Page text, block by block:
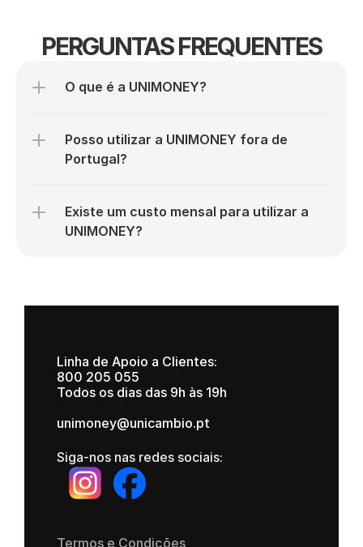
PERGUNTAS FREQUENTES
O que é a UNIMONEY?
Posso utilizar a UNIMONEY fora de
Portugal?
Existe um custo mensal para utilizar a
UNIMONEY?
Termos e Condições
Linha de Apoio a Clientes:
800 205 055
Todos os dias das 9h às 19h
unimoney@unicambio.pt
Siga-nos nas redes sociais: